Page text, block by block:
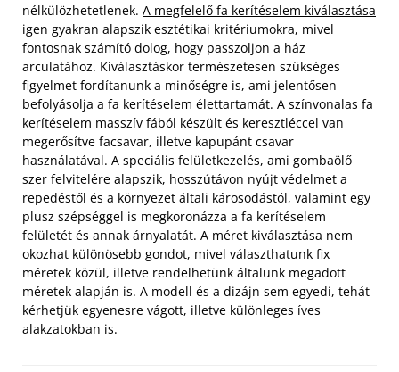
nélkülözhetetlenek. A megfelelő fa kerítéselem kiválasztása
igen gyakran alapszik esztétikai kritériumokra, mivel
fontosnak számító dolog, hogy passzoljon a ház
arculatához. Kiválasztáskor természetesen szükséges
figyelmet fordítanunk a minőségre is, ami jelentősen
befolyásolja a fa kerítéselem élettartamát. A színvonalas fa
kerítéselem masszív fából készült és keresztléccel van
megerősítve facsavar, illetve kapupánt csavar
használatával. A speciális felületkezelés, ami gombaölő
szer felvitelére alapszik, hosszútávon nyújt védelmet a
repedéstől és a környezet általi károsodástól, valamint egy
plusz szépséggel is megkoronázza a fa kerítéselem
felületét és annak árnyalatát. A méret kiválasztása nem
okozhat különösebb gondot, mivel választhatunk fix
méretek közül, illetve rendelhetünk általunk megadott
méretek alapján is. A modell és a dizájn sem egyedi, tehát
kérhetjük egyenesre vágott, illetve különleges íves
alakzatokban is.